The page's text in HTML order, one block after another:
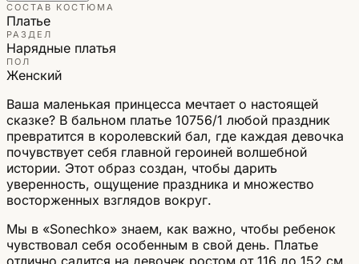
СОСТАВ КОСТЮМА
Платье
РАЗДЕЛ
Нарядные платья
ПОЛ
Женский
Ваша маленькая принцесса мечтает о настоящей
сказке? В бальном платье 10756/1 любой праздник
превратится в королевский бал, где каждая девочка
почувствует себя главной героиней волшебной
истории. Этот образ создан, чтобы дарить
уверенность, ощущение праздника и множество
восторженных взглядов вокруг.
Мы в «Sonechko» знаем, как важно, чтобы ребенок
чувствовал себя особенным в свой день. Платье
отлично садится на девочек ростом от 116 до 152 см,